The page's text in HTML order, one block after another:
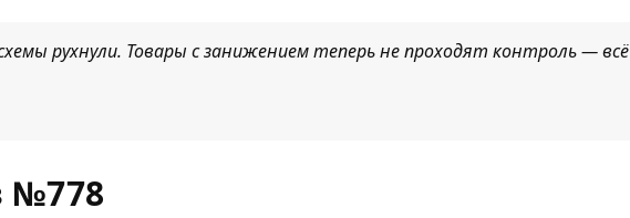
рухнули. Товары с занижением теперь не проходят контроль — всё
№778